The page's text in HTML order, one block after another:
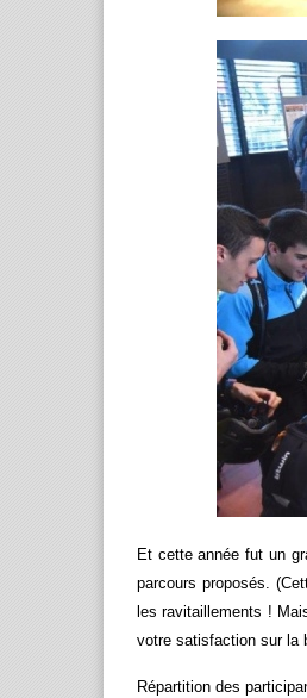
Et cette année fut un
parcours proposés.
les ravitaillements !
votre satisfaction sur la
Répartition des